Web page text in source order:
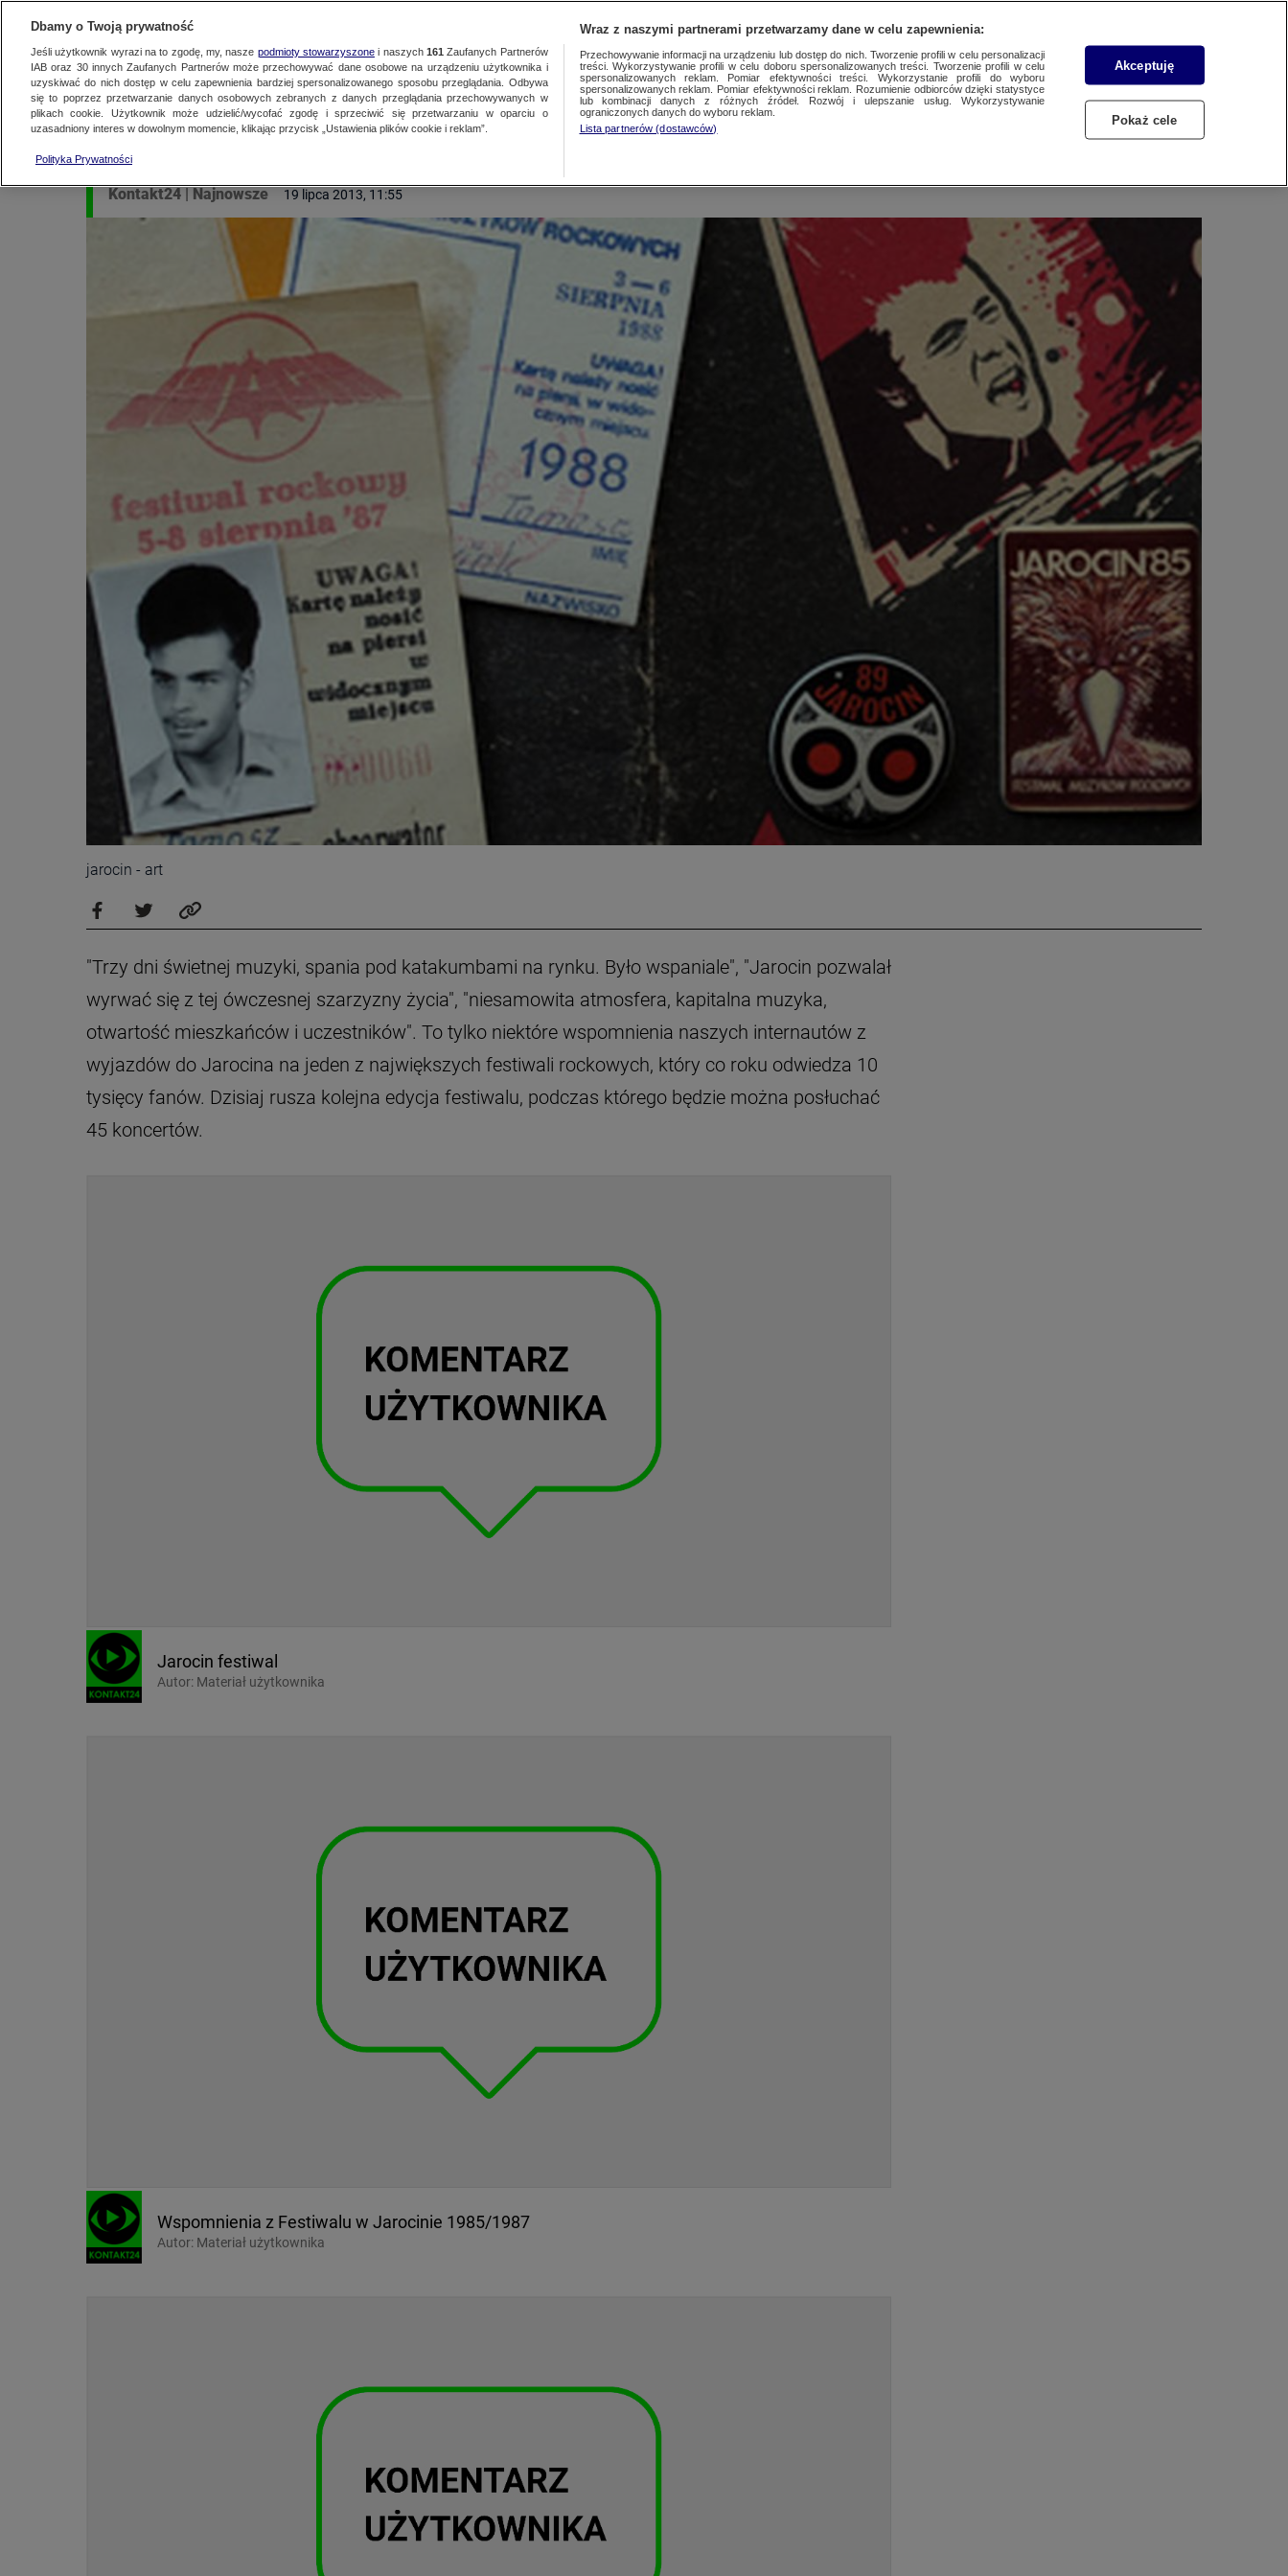
KONTAKT24 GORĄCE TEMATY WYŚLIJ MATERIAŁ
"Warunki okropne, ale nikomu to nie przeszkadzało. W Jarocinie było
wspaniale"
Kontakt24 | Najnowsze 19 lipca 2013, 11:55
jarocin - art
"Trzy dni świetnej muzyki, spania pod katakumbami na rynku. Było wspaniale", "Jarocin pozwalał
wyrwać się z tej ówczesnej szarzyzny życia", "niesamowita atmosfera, kapitalna muzyka,
otwartość mieszkańców i uczestników". To tylko niektóre wspomnienia naszych internautów z
wyjazdów do Jarocina na jeden z największych festiwali rockowych, który co roku odwiedza 10
tysięcy fanów. Dzisiaj rusza kolejna edycja festiwalu, podczas którego będzie można posłuchać
45 koncertów.
Jarocin festiwal
Autor: Materiał użytkownika
Wspomnienia z Festiwalu w Jarocinie 1985/1987
Autor: Materiał użytkownika
Dbamy o Twoją prywatność
Jeśli użytkownik wyrazi na to zgodę, my, nasze podmioty stowarzyszonei naszych 161 Zaufanych Partnerów
IAB oraz 30innych Zaufanych Partnerów może przechowywać dane osobowe na urządzeniu użytkownika i
uzyskiwać do nich dostęp w celu zapewnienia bardziej spersonalizowanego sposobu przeglądania. Odbywa
się to poprzez przetwarzanie danych osobowych zebranych z danych przeglądania przechowywanych w
plikach cookie. Użytkownik może udzielić/wycofać zgodę i sprzeciwić się przetwarzaniu w oparciu o
uzasadniony interes w dowolnym momencie, klikając przycisk „Ustawienia plików cookie i reklam”.
Polityka Prywatności
Wraz z naszymi partnerami przetwarzamy dane w celu zapewnienia:
Przechowywanie informacji na urządzeniu lub dostęp do nich. Tworzenie profili w celu personalizacji
treści. Wykorzystywanie profili w celu doboru spersonalizowanych treści. Tworzenie profili w celu
spersonalizowanych reklam. Pomiar efektywności treści. Wykorzystanie profili do wyboru
spersonalizowanych reklam. Pomiar efektywności reklam. Rozumienie odbiorców dzięki statystyce
lub kombinacji danych z różnych źródeł. Rozwój i ulepszanie usług. Wykorzystywanie
ograniczonych danych do wyboru reklam.
Lista partnerów (dostawców)
Akceptuję
Pokaż cele